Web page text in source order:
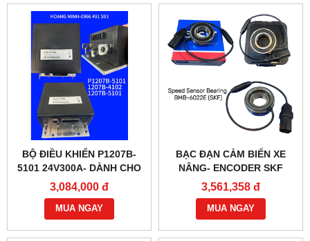
BỘ ĐIỀU KHIỂN P1207B-
5101 24V300A- DÀNH CHO
XE NÂNG
3,084,000 đ
MUA NGAY
BẠC ĐẠN CẢM BIẾN XE
NÂNG- ENCODER SKF
BMB-6022E
3,561,358 đ
MUA NGAY